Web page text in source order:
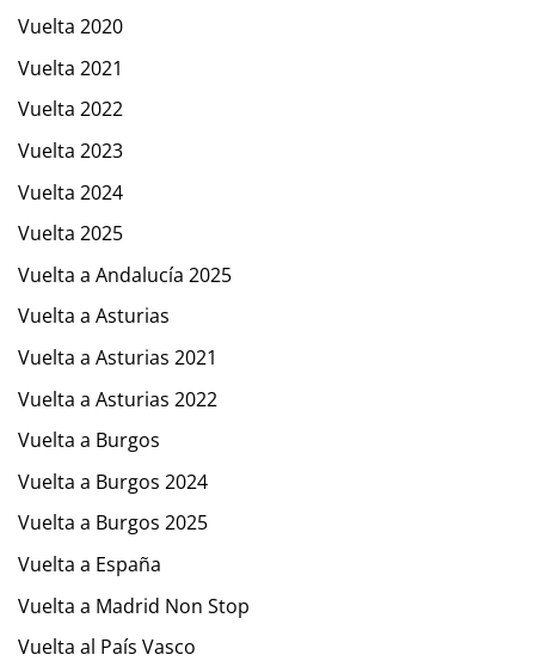
Vuelta 2020
Vuelta 2021
Vuelta 2022
Vuelta 2023
Vuelta 2024
Vuelta 2025
Vuelta a Andalucía 2025
Vuelta a Asturias
Vuelta a Asturias 2021
Vuelta a Asturias 2022
Vuelta a Burgos
Vuelta a Burgos 2024
Vuelta a Burgos 2025
Vuelta a España
Vuelta a Madrid Non Stop
Vuelta al País Vasco